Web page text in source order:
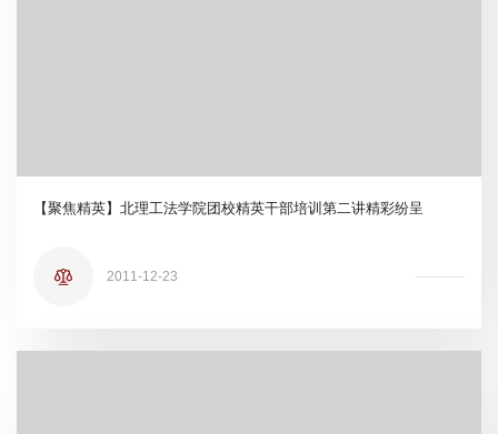
【聚焦精英】北理工法学院团校精英干部培训第二讲精彩纷呈
2011-12-23